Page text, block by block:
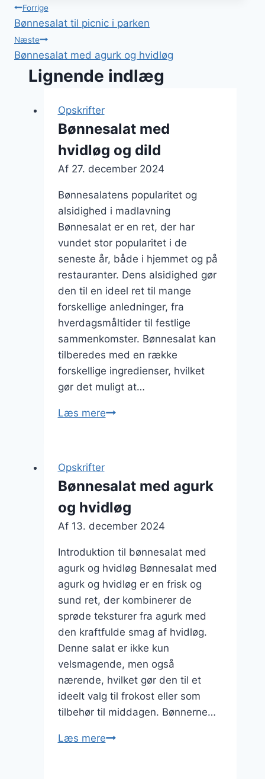
Indlægsnavigation
Forrige
Bønnesalat til picnic i parken
Næste
Bønnesalat med agurk og hvidløg
Lignende indlæg
Opskrifter
Bønnesalat med
hvidløg og dild
Af 27. december 2024
Bønnesalatens popularitet og
alsidighed i madlavning
Bønnesalat er en ret, der har
vundet stor popularitet i de
seneste år, både i hjemmet og på
restauranter. Dens alsidighed gør
den til en ideel ret til mange
forskellige anledninger, fra
hverdagsmåltider til festlige
sammenkomster. Bønnesalat kan
tilberedes med en række
forskellige ingredienser, hvilket
gør det muligt at…
Læs mereBønnesalat
Opskrifter
Bønnesalat med agurk
og hvidløg
Af 13. december 2024
Introduktion til bønnesalat med
agurk og hvidløg Bønnesalat med
agurk og hvidløg er en frisk og
sund ret, der kombinerer de
sprøde teksturer fra agurk med
den kraftfulde smag af hvidløg.
Denne salat er ikke kun
velsmagende, men også
nærende, hvilket gør den til et
ideelt valg til frokost eller som
tilbehør til middagen. Bønnerne…
Læs mereBønnesalat